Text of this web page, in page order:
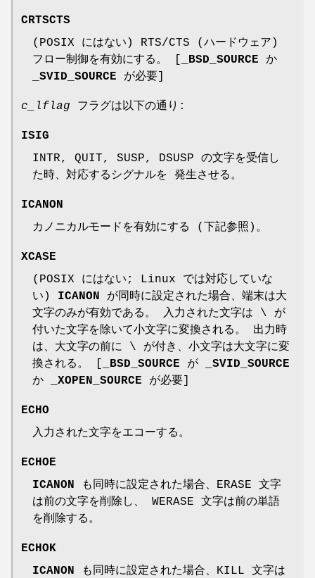
CRTSCTS
(POSIX にはない) RTS/CTS (ハードウェア)
フロー制御を有効にする。 [
_BSD_SOURCE か
_SVID_SOURCE が必要]
c_lflag フラグは以下の通り:
ISIG
INTR, QUIT, SUSP, DSUSP の文字を受信し
た時、対応するシグナルを 発生させる。
ICANON
カノニカルモードを有効にする (下記参照)。
XCASE
(POSIX にはない; Linux では対応していな
い) ICANON が同時に設定された場合、端末は大
文字のみが有効である。 入力された文字は \ が
付いた文字を除いて小文字に変換される。 出力時
は、大文字の前に \ が付き、小文字は大文字に変
換される。 [
_BSD_SOURCE が
_SVID_SOURCE
か
_XOPEN_SOURCE が必要]
ECHO
入力された文字をエコーする。
ECHOE
ICANON も同時に設定された場合、ERASE 文字
は前の文字を削除し、 WERASE 文字は前の単語
を削除する。
ECHOK
ICANON も同時に設定された場合、KILL 文字は